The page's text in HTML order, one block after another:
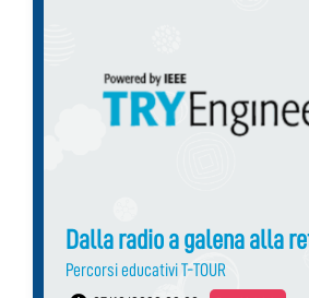
Dalla radio a galena alla
Percorsi educativi T-TOUR